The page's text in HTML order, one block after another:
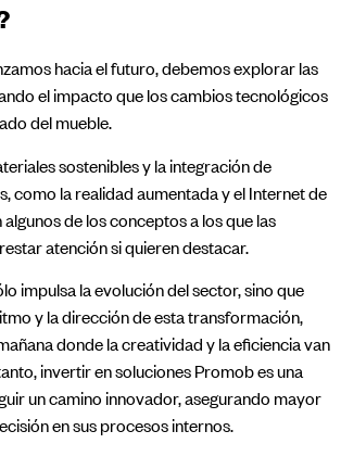
hacia el futuro, debemos explorar las
el impacto que los cambios tecnológicos
del mueble.
sostenibles y la integración de
como la realidad aumentada y el Internet de
algunos de los conceptos a los que las
atención si quieren destacar.
impulsa la evolución del sector, sino que
y la dirección de esta transformación,
donde la creatividad y la eficiencia van
invertir en soluciones Promob es una
un camino innovador, asegurando mayor
en sus procesos internos.